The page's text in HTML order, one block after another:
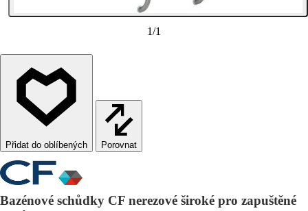
1/1
Porovnat
Bazénové schůdky CF nerezové široké pro zapuštěné